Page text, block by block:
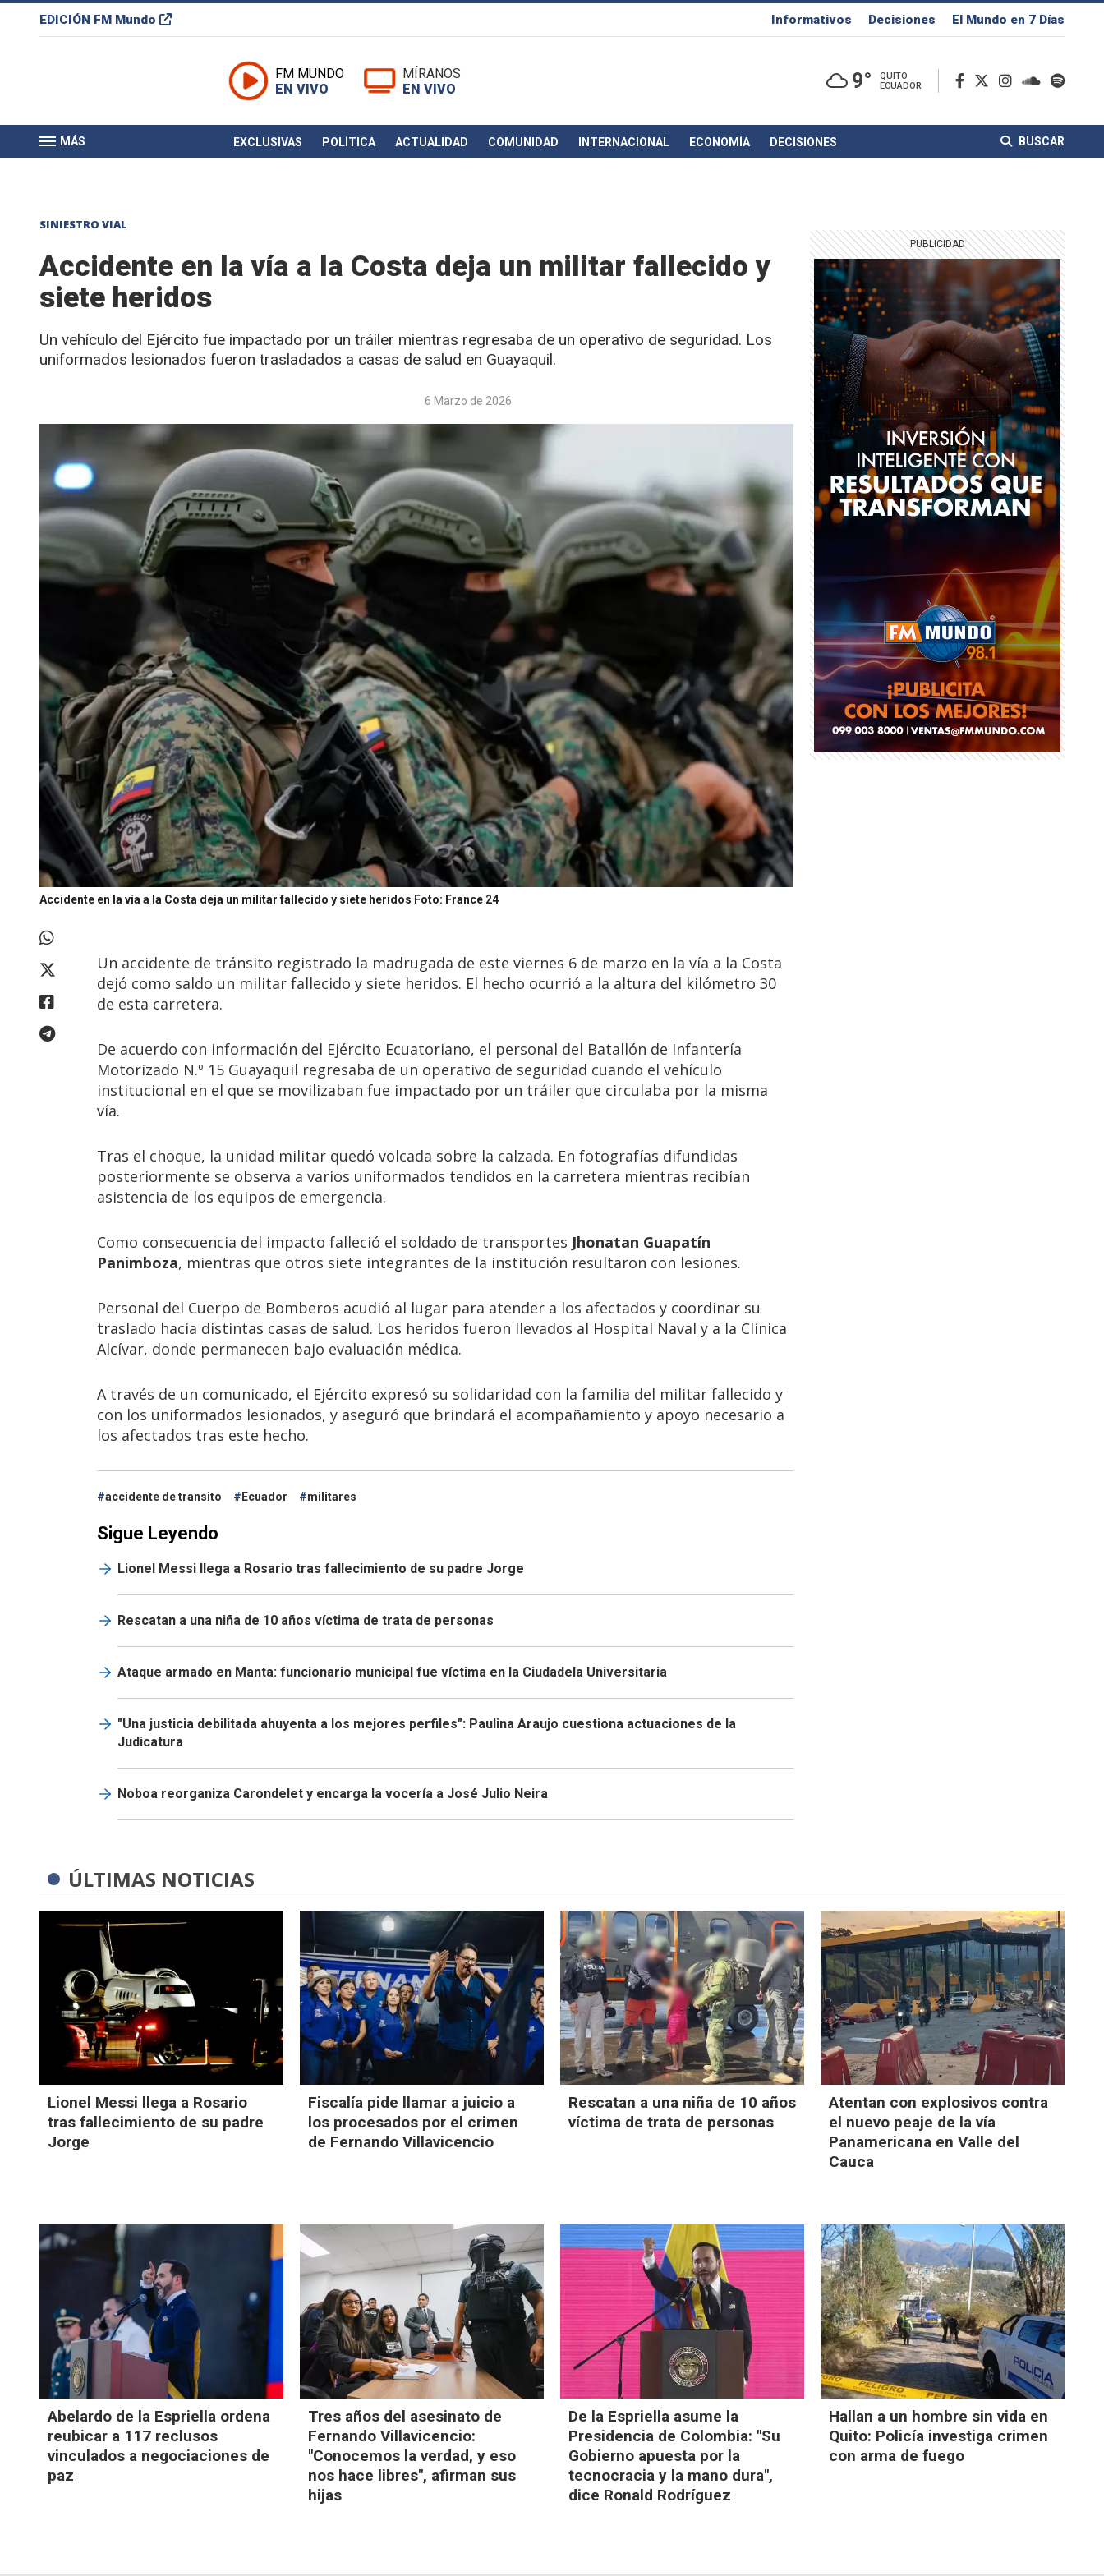
EDICIÓN FM Mundo Informativos Decisiones El Mundo en 7 Días
FM MUNDO
EN VIVO
MÍRANOS
EN VIVO
9°
QUITO
ECUADOR
MÁS EXCLUSIVAS POLÍTICA ACTUALIDAD COMUNIDAD INTERNACIONAL ECONOMÍA DECISIONES BUSCAR
SINIESTRO VIAL
Accidente en la vía a la Costa deja un militar fallecido y
siete heridos
Un vehículo del Ejército fue impactado por un tráiler mientras regresaba de un operativo de seguridad. Los
uniformados lesionados fueron trasladados a casas de salud en Guayaquil.
6 Marzo de 2026
Accidente en la vía a la Costa deja un militar fallecido y siete heridos Foto: France 24
Un accidente de tránsito registrado la madrugada de este viernes 6 de marzo en la vía a la Costa
dejó como saldo un militar fallecido y siete heridos. El hecho ocurrió a la altura del kilómetro 30
de esta carretera.
De acuerdo con información del Ejército Ecuatoriano, el personal del Batallón de Infantería
Motorizado N.º 15 Guayaquil regresaba de un operativo de seguridad cuando el vehículo
institucional en el que se movilizaban fue impactado por un tráiler que circulaba por la misma
vía.
Tras el choque, la unidad militar quedó volcada sobre la calzada. En fotografías difundidas
posteriormente se observa a varios uniformados tendidos en la carretera mientras recibían
asistencia de los equipos de emergencia.
Como consecuencia del impacto falleció el soldado de transportes Jhonatan Guapatín
Panimboza, mientras que otros siete integrantes de la institución resultaron con lesiones.
Personal del Cuerpo de Bomberos acudió al lugar para atender a los afectados y coordinar su
traslado hacia distintas casas de salud. Los heridos fueron llevados al Hospital Naval y a la Clínica
Alcívar, donde permanecen bajo evaluación médica.
A través de un comunicado, el Ejército expresó su solidaridad con la familia del militar fallecido y
con los uniformados lesionados, y aseguró que brindará el acompañamiento y apoyo necesario a
los afectados tras este hecho.
accidente de transito Ecuador militares
Sigue Leyendo
Lionel Messi llega a Rosario tras fallecimiento de su padre Jorge
Rescatan a una niña de 10 años víctima de trata de personas
Ataque armado en Manta: funcionario municipal fue víctima en la Ciudadela Universitaria
"Una justicia debilitada ahuyenta a los mejores perfiles": Paulina Araujo cuestiona actuaciones de la
Judicatura
Noboa reorganiza Carondelet y encarga la vocería a José Julio Neira
ÚLTIMAS NOTICIAS
Lionel Messi llega a Rosario
tras fallecimiento de su padre
Jorge
Fiscalía pide llamar a juicio a
los procesados por el crimen
de Fernando Villavicencio
Rescatan a una niña de 10 años
víctima de trata de personas
Atentan con explosivos contra
el nuevo peaje de la vía
Panamericana en Valle del
Cauca
Abelardo de la Espriella ordena
reubicar a 117 reclusos
vinculados a negociaciones de
paz
Tres años del asesinato de
Fernando Villavicencio:
"Conocemos la verdad, y eso
nos hace libres", afirman sus
hijas
De la Espriella asume la
Presidencia de Colombia: "Su
Gobierno apuesta por la
tecnocracia y la mano dura",
dice Ronald Rodríguez
Hallan a un hombre sin vida en
Quito: Policía investiga crimen
con arma de fuego